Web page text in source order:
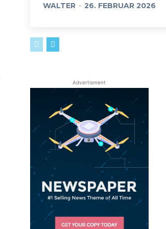
WALTER - 26. FEBRUAR 2026
Advertisment